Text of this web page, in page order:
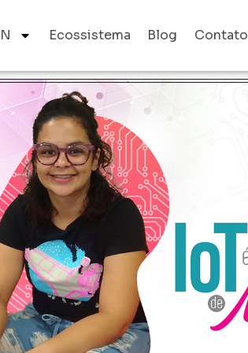
Ecossistema Blog Contato